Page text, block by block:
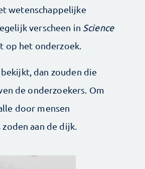
wetenschappelijke
verscheen in Science
op het onderzoek.
dan zouden die
de onderzoekers. Om
door mensen
aan de dijk.